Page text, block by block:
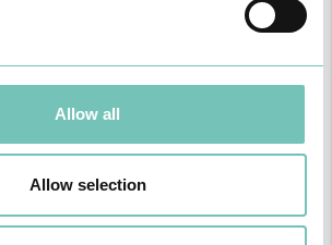
Allow all
Allow selection